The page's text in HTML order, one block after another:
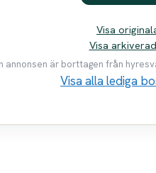
Visa
Visa
annonsen är borttagen från
Visa alla lediga